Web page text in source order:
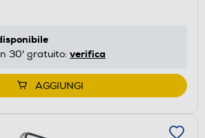
30' gratuito: verifica
AGGIUNGI